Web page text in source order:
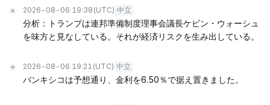
2026-08-06 19:38 (UTC) 中立
分析：トランプは連邦準備制度理事会議長ケビン・ウォーシュ
を味方と見なしている。それが経済リスクを生み出している。
2026-08-06 19:21 (UTC) 中立
バンキシコは予想通り、金利を6.50％で据え置きました。